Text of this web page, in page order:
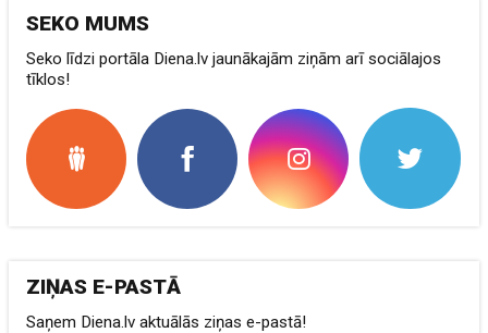
SEKO MUMS
Seko līdzi portāla Diena.lv jaunākajām ziņām arī sociālajos
tīklos!
ZIŅAS E-PASTĀ
Saņem Diena.lv aktuālās ziņas e-pastā!